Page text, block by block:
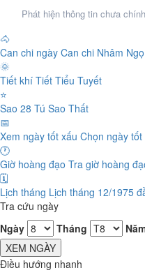
Phát hiện thông tin chưa
🐴
Can chi ngày Can chi Nhâm Ngọ
🌞
Tiết khí Tiết Tiểu Tuyết
⭐
Sao 28 Tú Sao Thất
📅
Xem ngày tốt xấu Chọn ngày
🕐
Giờ hoàng đạo Tra giờ hoàng
🗓️
Lịch tháng Lịch tháng 12/1975
Tra cứu ngày
Ngày
Tháng
XEM NGÀY
Điều hướng nhanh